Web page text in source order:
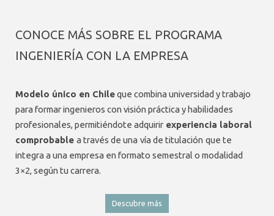
CONOCE MÁS SOBRE EL PROGRAMA
INGENIERÍA CON LA EMPRESA
Modelo único en Chileque combina universidad y trabajo
para formar ingenieros con visión práctica y habilidades
profesionales, permitiéndote adquirir experiencia laboral
comprobable a través de una vía de titulación que te
integra a una empresa en formato semestral o modalidad
3×2, según tu carrera.
Descubre más